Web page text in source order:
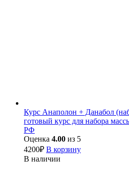
Курс Анаполон + Данабол
готовый курс для набора
РФ
Оценка 4.00 из 5
4200₽ В корзину
В наличии